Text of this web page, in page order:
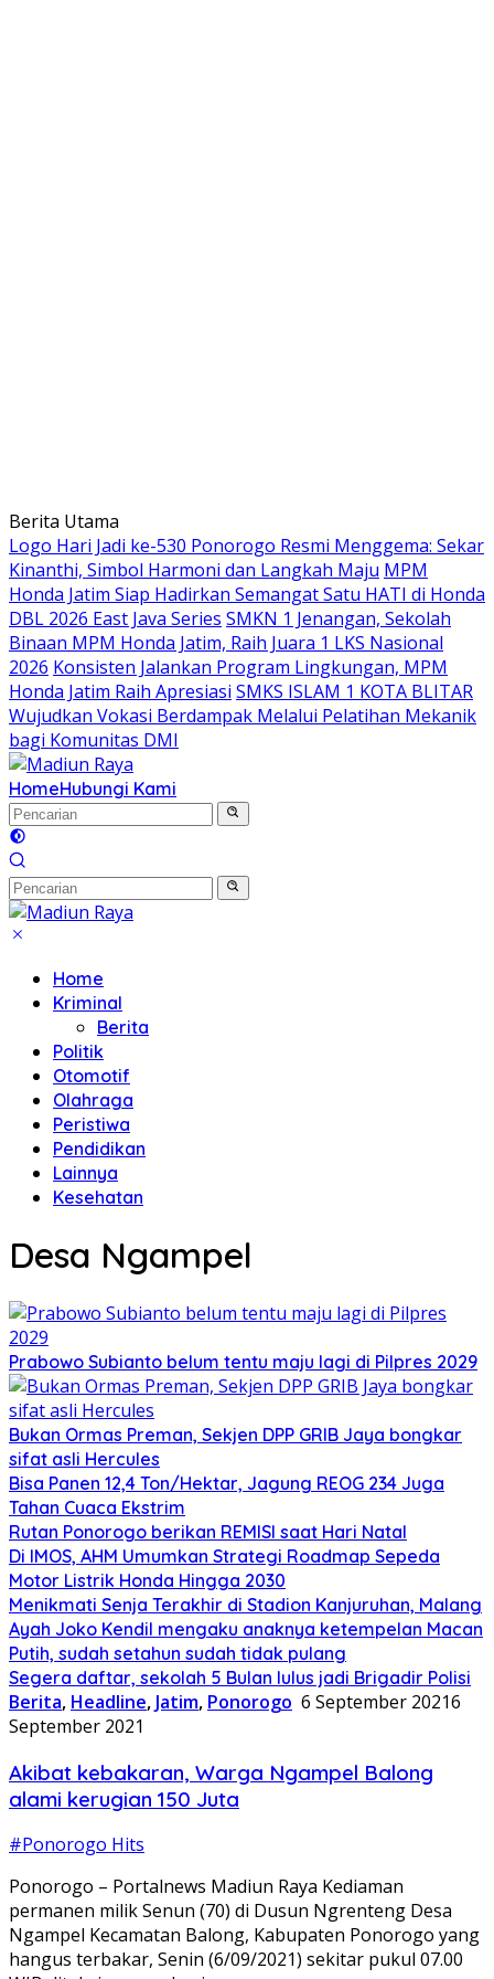
Langsung
ke
konten
Berita Utama
Logo Hari Jadi ke-530 Ponorogo Resmi Menggema: Sekar
Kinanthi, Simbol Harmoni dan Langkah Maju MPM
Honda Jatim Siap Hadirkan Semangat Satu HATI di Honda
DBL 2026 East Java Series SMKN 1 Jenangan, Sekolah
Binaan MPM Honda Jatim, Raih Juara 1 LKS Nasional
2026 Konsisten Jalankan Program Lingkungan, MPM
Honda Jatim Raih Apresiasi SMKS ISLAM 1 KOTA BLITAR
Wujudkan Vokasi Berdampak Melalui Pelatihan Mekanik
bagi Komunitas DMI
HomeHubungi Kami
Home
Kriminal
Berita
Politik
Otomotif
Olahraga
Peristiwa
Pendidikan
Lainnya
Kesehatan
Desa Ngampel
Prabowo Subianto belum tentu maju lagi di Pilpres 2029
Bukan Ormas Preman, Sekjen DPP GRIB Jaya bongkar
sifat asli Hercules
Bisa Panen 12,4 Ton/Hektar, Jagung REOG 234 Juga
Tahan Cuaca Ekstrim
Rutan Ponorogo berikan REMISI saat Hari Natal
Di IMOS, AHM Umumkan Strategi Roadmap Sepeda
Motor Listrik Honda Hingga 2030
Menikmati Senja Terakhir di Stadion Kanjuruhan, Malang
Ayah Joko Kendil mengaku anaknya ketempelan Macan
Putih, sudah setahun sudah tidak pulang
Segera daftar, sekolah 5 Bulan lulus jadi Brigadir Polisi
Berita, Headline, Jatim, Ponorogo 6 September 20216
September 2021
Akibat kebakaran, Warga Ngampel Balong
alami kerugian 150 Juta
#Ponorogo Hits
Ponorogo – Portalnews Madiun Raya Kediaman
permanen milik Senun (70) di Dusun Ngrenteng Desa
Ngampel Kecamatan Balong, Kabupaten Ponorogo yang
hangus terbakar, Senin (6/09/2021) sekitar pukul 07.00